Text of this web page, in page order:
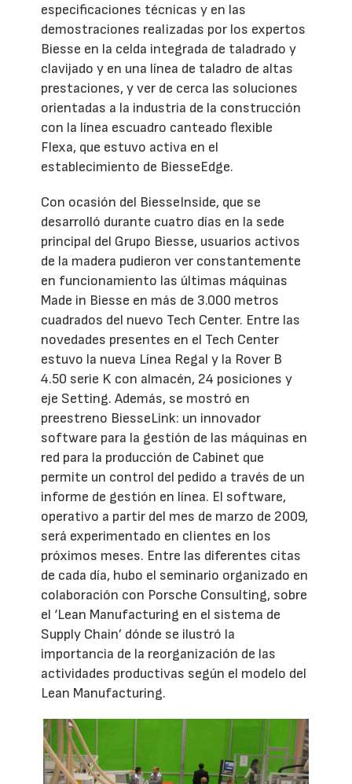
especificaciones técnicas y en las
demostraciones realizadas por los expertos
Biesse en la celda integrada de taladrado y
clavijado y en una línea de taladro de altas
prestaciones, y ver de cerca las soluciones
orientadas a la industria de la construcción
con la línea escuadro canteado flexible
Flexa, que estuvo activa en el
establecimiento de BiesseEdge.
Con ocasión del BiesseInside, que se
desarrolló durante cuatro días en la sede
principal del Grupo Biesse, usuarios activos
de la madera pudieron ver constantemente
en funcionamiento las últimas máquinas
Made in Biesse en más de 3.000 metros
cuadrados del nuevo Tech Center. Entre las
novedades presentes en el Tech Center
estuvo la nueva Línea Regal y la Rover B
4.50 serie K con almacén, 24 posiciones y
eje Setting. Además, se mostró en
preestreno BiesseLink: un innovador
software para la gestión de las máquinas en
red para la producción de Cabinet que
permite un control del pedido a través de un
informe de gestión en línea. El software,
operativo a partir del mes de marzo de 2009,
será experimentado en clientes en los
próximos meses. Entre las diferentes citas
de cada día, hubo el seminario organizado en
colaboración con Porsche Consulting, sobre
el ‘Lean Manufacturing en el sistema de
Supply Chain’ dónde se ilustró la
importancia de la reorganización de las
actividades productivas según el modelo del
Lean Manufacturing.